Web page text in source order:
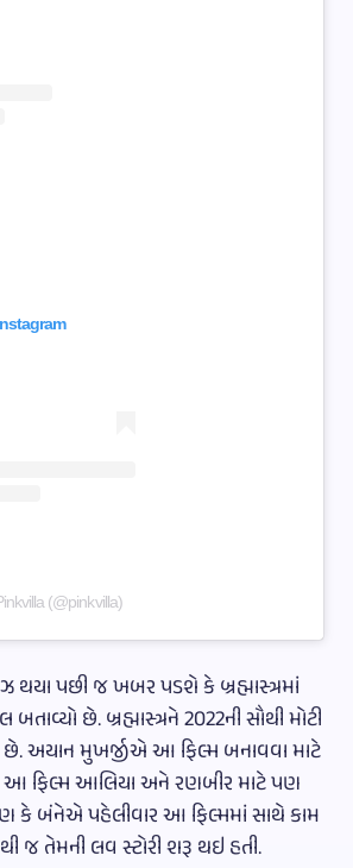
(@pinkvilla)
થયા પછી જ ખબર પડશે કે બ્રહ્માસ્ત્રમાં
બતાવ્યો છે. બ્રહ્માસ્ત્રને 2022ની સૌથી મોટી
અયાન મુખર્જીએ આ ફિલ્મ બનાવવા માટે
આ ફિલ્મ આલિયા અને રણબીર માટે પણ
બંનેએ પહેલીવાર આ ફિલ્મમાં સાથે કામ
જ તેમની લવ સ્ટોરી શરૂ થઇ હતી.